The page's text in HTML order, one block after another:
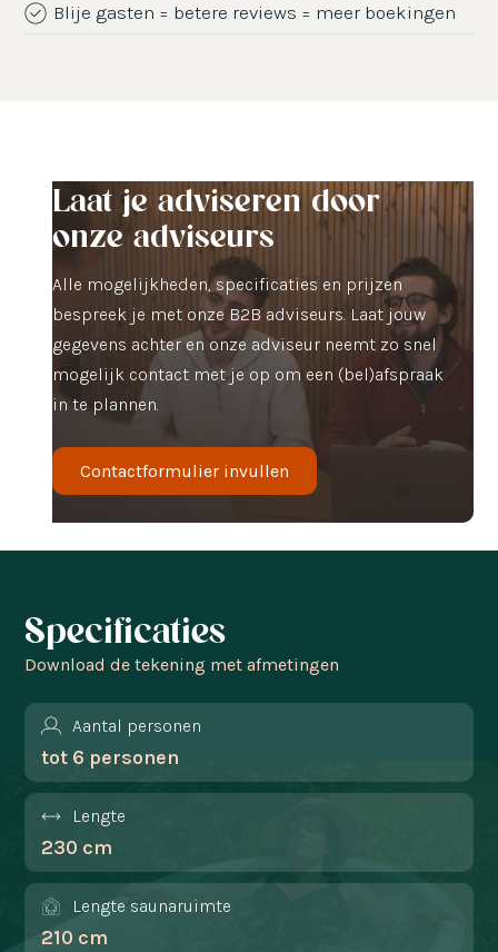
Blije gasten = betere reviews = meer boekingen
Laat je adviseren door
onze adviseurs
Alle mogelijkheden, specificaties en prijzen
bespreek je met onze B2B adviseurs. Laat jouw
gegevens achter en onze adviseur neemt zo snel
mogelijk contact met je op om een (bel)afspraak
in te plannen.
Contactformulier invullen
Specificaties
Download de tekening met afmetingen
Aantal personen
tot 6 personen
Lengte
230 cm
Lengte saunaruimte
210 cm